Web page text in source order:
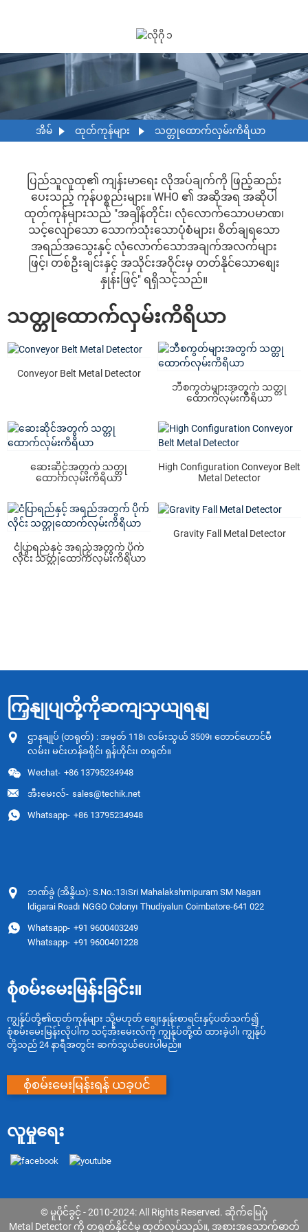
အိမ် ထုတ်ကုန်များ သတ္တုထောက်လှမ်းကိရိယာ
ပြည်သူလူထု၏ ကျန်းမာရေး လိုအပ်ချက်ကို ဖြည့်ဆည်း
ပေးသည့် ကုန်ပစ္စည်းများ။ WHO ၏ အဆိုအရ အဆိုပါ
ထုတ်ကုန်များသည် "အချိန်တိုင်း၊ လုံလောက်သောပမာဏ၊
သင့်လျော်သော သောက်သုံးသောပုံစံများ၊ စိတ်ချရသော
အရည်အသွေးနှင့် လုံလောက်သောအချက်အလက်များ
ဖြင့်၊ တစ်ဦးချင်းနှင့် အသိုင်းအဝိုင်းမှ တတ်နိုင်သောစျေး
နှုန်းဖြင့်" ရရှိသင့်သည်။
သတ္တုထောက်လှမ်းကိရိယာ
Conveyor Belt Metal Detector
ဘီစကွတ်များအတွက် သတ္တု
ထောက်လှမ်းကိရိယာ
ဆေးဆိုင်အတွက် သတ္တု
ထောက်လှမ်းကိရိယာ
High Configuration Conveyor Belt
Metal Detector
ငံပြာရည်နှင့် အရည်အတွက် ပိုက်
လိုင်း သတ္တုထောက်လှမ်းကိရိယာ
Gravity Fall Metal Detector
ကြှနျုပျတို့ကိုဆကျသှယျရနျ
ဌာနချုပ် (တရုတ်) : အမှတ် 118၊ လမ်းသွယ် 3509၊ တောင်ဟောင်မီ
လမ်း၊ မင်းဟန်ခရိုင်၊ ရှန်ဟိုင်း၊ တရုတ်။
Wechat- +86 13795234948
အီးမေးလ်- sales@techik.net
Whatsapp- +86 13795234948
ဘဏ်ခွဲ (အိန္ဒိယ): S.No.:13၊Sri Mahalakshmipuram SM Nagar၊
ldigarai Road၊ NGGO Colony၊ Thudiyalur၊ Coimbatore-641 022
Whatsapp- +91 9600403249
Whatsapp- +91 9600401228
စုံစမ်းမေးမြန်းခြင်း။
ကျွန်ုပ်တို့၏ထုတ်ကုန်များ သို့မဟုတ် စျေးနှုန်းစာရင်းနှင့်ပတ်သက်၍
စုံစမ်းမေးမြန်းလိုပါက သင့်အီးမေးလ်ကို ကျွန်ုပ်တို့ထံ ထားခဲ့ပါ၊ ကျွန်ုပ်
တို့သည် 24 နာရီအတွင်း ဆက်သွယ်ပေးပါမည်။
စုံစမ်းမေးမြန်းရန် ယခုပင်
လူမှုရေး
© မူပိုင်ခွင့် - 2010-2024: All Rights Reserved. ဆိုက်မြေပုံ
Metal Detector ကို တရုတ်နိုင်ငံမှ ထုတ်လုပ်သည်။, အစားအသောက်ဓာတ်